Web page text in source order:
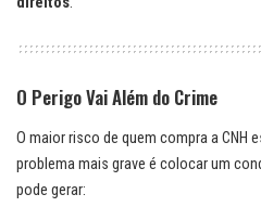
O Perigo Vai Além do Crime
O maior risco de quem compra a CNH
problema mais grave é colocar um
pode gerar: